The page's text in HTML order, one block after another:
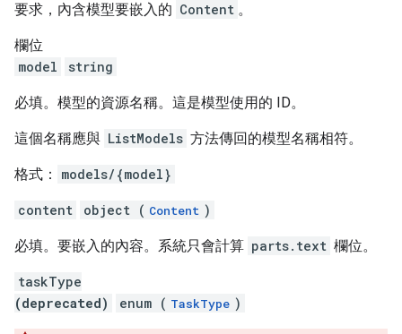
要求，內含模型要嵌入的 Content 。
欄位
model
string
必填。模型的資源名稱。這是模型使用的 ID。
這個名稱應與 ListModels 方法傳回的模型名稱相符。
格式： models/{model}
content object ( Content )
必填。要嵌入的內容。系統只會計算 parts.text 欄位。
taskType
(deprecated)
enum ( TaskType )